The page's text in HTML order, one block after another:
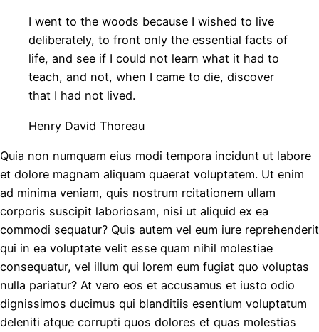
I went to the woods because I wished to live
deliberately, to front only the essential facts of
life, and see if I could not learn what it had to
teach, and not, when I came to die, discover
that I had not lived.
Henry David Thoreau
Quia non numquam eius modi tempora incidunt ut labore
et dolore magnam aliquam quaerat voluptatem. Ut enim
ad minima veniam, quis nostrum rcitationem ullam
corporis suscipit laboriosam, nisi ut aliquid ex ea
commodi sequatur? Quis autem vel eum iure reprehenderit
qui in ea voluptate velit esse quam nihil molestiae
consequatur, vel illum qui lorem eum fugiat quo voluptas
nulla pariatur? At vero eos et accusamus et iusto odio
dignissimos ducimus qui blanditiis esentium voluptatum
deleniti atque corrupti quos dolores et quas molestias